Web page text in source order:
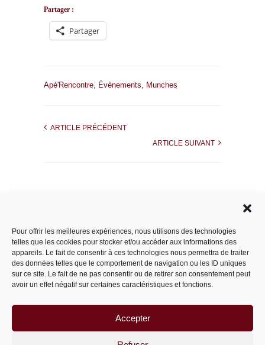
Pour offrir les meilleures expériences, nous utilisons des technologies
telles que les cookies pour stocker et/ou accéder aux informations des
appareils. Le fait de consentir à ces technologies nous permettra de traiter
des données telles que le comportement de navigation ou les ID uniques
sur ce site. Le fait de ne pas consentir ou de retirer son consentement peut
avoir un effet négatif sur certaines caractéristiques et fonctions.
Accepter
Partager :
Partager
Apé'Rencontre, Évènements, Munches
ARTICLE PRÉCÉDENT
ARTICLE SUIVANT
Catégories